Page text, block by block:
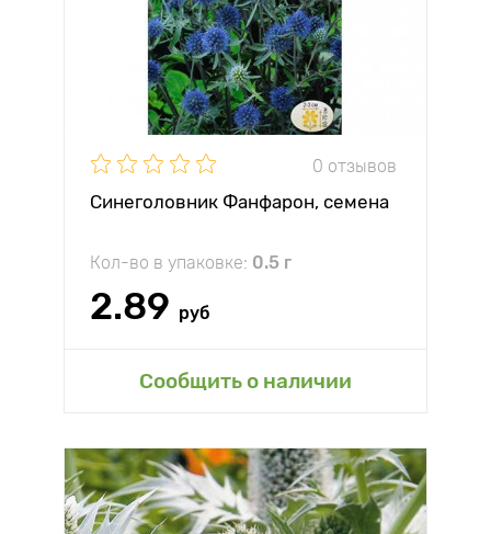
0 отзывов
Синеголовник Фанфарон, семена
Кол-во в упаковке: 0.5 г
2.89 руб
Сообщить о наличии